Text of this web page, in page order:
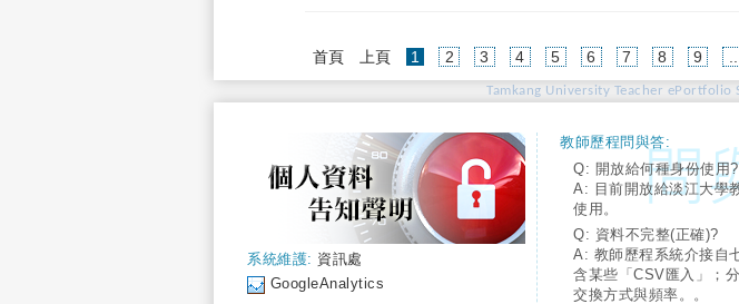
首頁 上頁 1 (current)
2 3 4 5 6 7 8 9
Tamkang University Teacher ePortfolio
系統維護: 資訊處
GoogleAnalytics
教師歷程問與答:
Q: 開放給何種身份使用?
A: 目前開放給淡江大學
使用。
Q: 資料不完整(正確)?
A: 教師歷程系統介接自
含某些「CSV匯入」；
交換方式與頻率。。